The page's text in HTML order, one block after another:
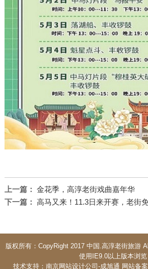
上一篇： 金花季，高淳老街戏曲嘉年华
下一篇： 高马又来！11.3日来开赛，老街
版权所有：CopyRight 2017 中国.高淳老街旅游
使用IE9.0以上版本浏览
技术支持： 南京网站设计公司-成旭通 网站备案